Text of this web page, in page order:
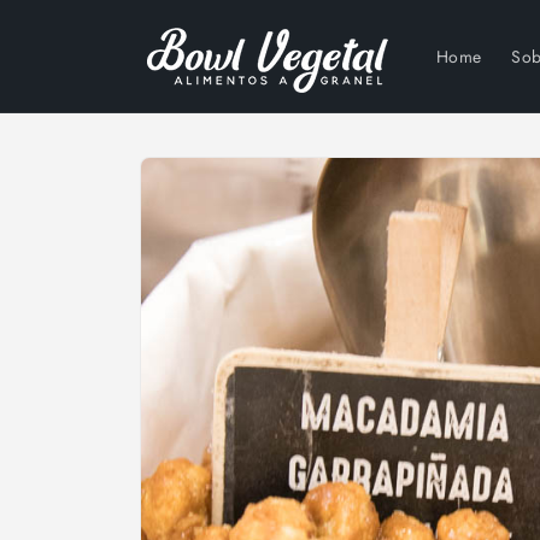
Home
directamente
del producto